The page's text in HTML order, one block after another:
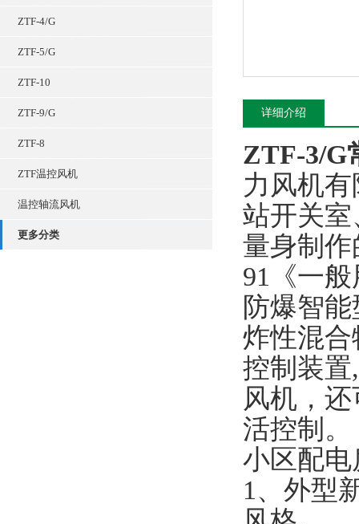
ZTF-4/G
ZTF-5/G
ZTF-10
ZTF-9/G
ZTF-8
ZTF温控风机
温控轴流风机
更多分类
详细介绍
ZTF-3/G
力风机
站开关
量身制作
91《一
防爆智
炸性混
控制装
风机，
活控制。
小区配
1、外型